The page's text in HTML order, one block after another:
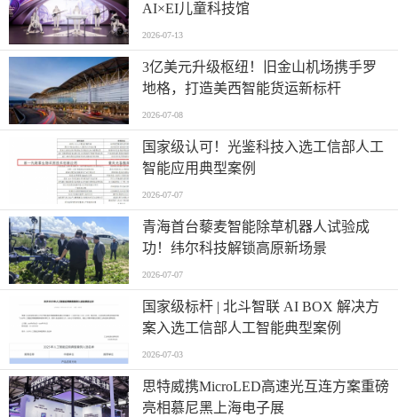
AI×EI儿童科技馆
2026-07-13
​3亿美元升级枢纽！旧金山机场携手罗
地格，打造美西智能货运新标杆
2026-07-08
国家级认可！光鉴科技入选工信部人工
智能应用典型案例
2026-07-07
青海首台藜麦智能除草机器人试验成
功！纬尔科技解锁高原新场景
2026-07-07
国家级标杆 | 北斗智联 AI BOX 解决方
案入选工信部人工智能典型案例
2026-07-03
思特威携MicroLED高速光互连方案重磅
亮相慕尼黑上海电子展